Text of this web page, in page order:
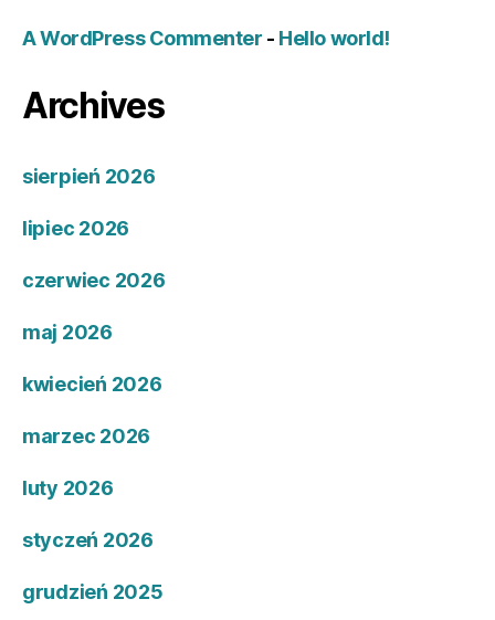
A WordPress Commenter - Hello world!
Archives
sierpień 2026
lipiec 2026
czerwiec 2026
maj 2026
kwiecień 2026
marzec 2026
luty 2026
styczeń 2026
grudzień 2025